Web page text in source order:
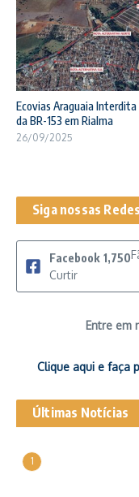
Ecovias Araguaia Interdita
da BR-153 em Rialma
26/09/2025
Siga nossas
Facebook 1,750
Curtir
Entre em
Clique aqui e faça
Últimas Notícias
1